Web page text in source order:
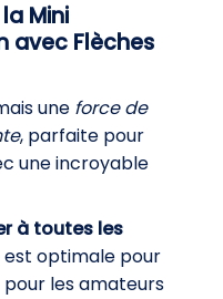
Mini
avec Flèches
une force de
, parfaite pour
une incroyable
à toutes les
optimale pour
les amateurs